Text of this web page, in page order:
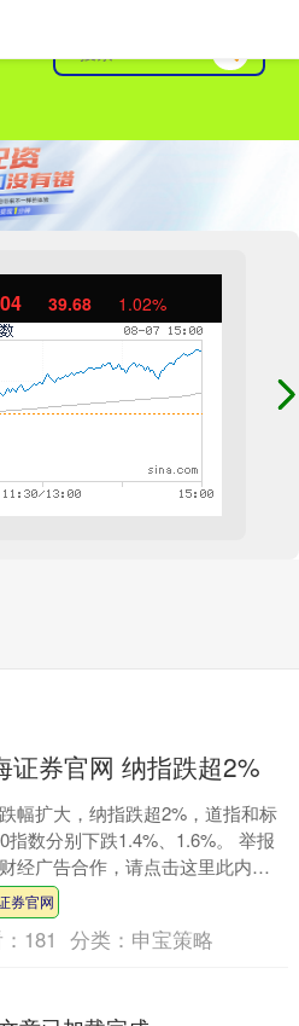
39.68 1.02%
证券官网 纳指跌超2%
幅扩大，纳指跌超2%，道指和标
指数分别下跌1.4%、1.6%。 举报
经广告合作，请点击这里此内容
财经原创，著作权归第一财经所
经....
券官网
181 分类： 申宝策略